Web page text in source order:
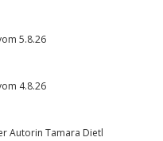
5.8.26
4.8.26
Autorin Tamara Dietl